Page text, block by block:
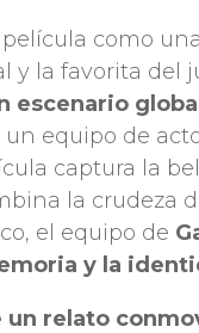
como
y la favorita del
escenario
un equipo de
captura la
la crudeza
el equipo de
y la
un relato